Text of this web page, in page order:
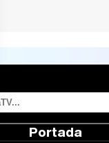
Portada